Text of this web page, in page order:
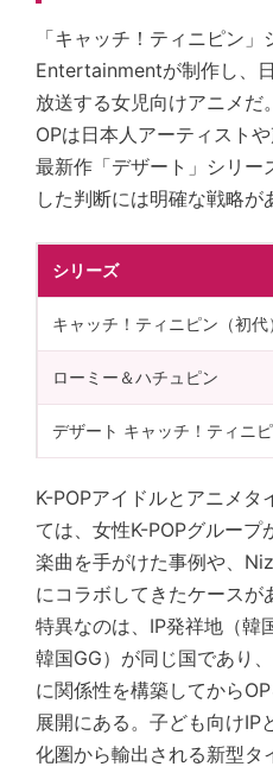
「キャッチ！ティニピン
Entertainmentが制作し、
放送する女児向けアニメ
OPは日本人アーティスト
最新作「デザート」シリ
した判断には明確な戦略が
シリーズ
キャッチ！ティニピン（初代
ローミー＆ハチュピン
デザート キャッチ！ティニ
K-POPアイドルとアニメタ
ては、女性K-POPグルー
楽曲を手がけた事例や、
にコラボしてきたケース
特異なのは、IP発祥地（韓
韓国GG）が同じ国であり
に関係性を構築してから
展開にある。子ども向けIP
化圏から輸出される新型タ